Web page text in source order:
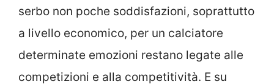
serbo non poche soddisfazioni, soprattutto
a livello economico, per un calciatore
determinate emozioni restano legate alle
competizioni e alla competitività. E su